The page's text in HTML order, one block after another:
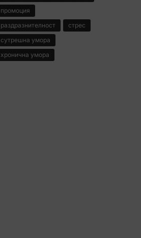
промоция
раздразнителност
стрес
сутрешна умора
хронична умора